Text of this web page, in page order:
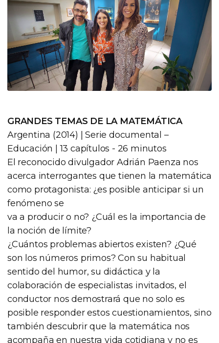
GRANDES TEMAS DE LA MATEMÁTICA
Argentina (2014) | Serie documental –
Educación | 13 capítulos - 26 minutos
El reconocido divulgador Adrián Paenza nos
acerca interrogantes que tienen la matemática
como protagonista: ¿es posible anticipar si un
fenómeno se
va a producir o no? ¿Cuál es la importancia de
la noción de límite?
¿Cuántos problemas abiertos existen? ¿Qué
son los números primos? Con su habitual
sentido del humor, su didáctica y la
colaboración de especialistas invitados, el
conductor nos demostrará que no solo es
posible responder estos cuestionamientos, sino
también descubrir que la matemática nos
acompaña en nuestra vida cotidiana y no es